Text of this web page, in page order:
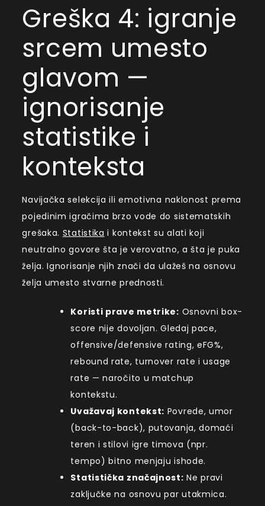
Greška 4: igranje
srcem umesto
glavom —
ignorisanje
statistike i
konteksta
Navijačka selekcija ili emotivna naklonost prema
pojedinim igračima brzo vode do sistematskih
grešaka. Statistika i kontekst su alati koji
neutralno govore šta je verovatno, a šta je puka
želja. Ignorisanje njih znači da ulažeš na osnovu
želja umesto stvarne prednosti.
Koristi prave metrike: Osnovni box-
score nije dovoljan. Gledaj pace,
offensive/defensive rating, eFG%,
rebound rate, turnover rate i usage
rate — naročito u matchup
kontekstu.
Uvažavaj kontekst: Povrede, umor
(back-to-back), putovanja, domaći
teren i stilovi igre timova (npr.
tempo) bitno menjaju ishode.
Statistička značajnost: Ne pravi
zaključke na osnovu par utakmica.